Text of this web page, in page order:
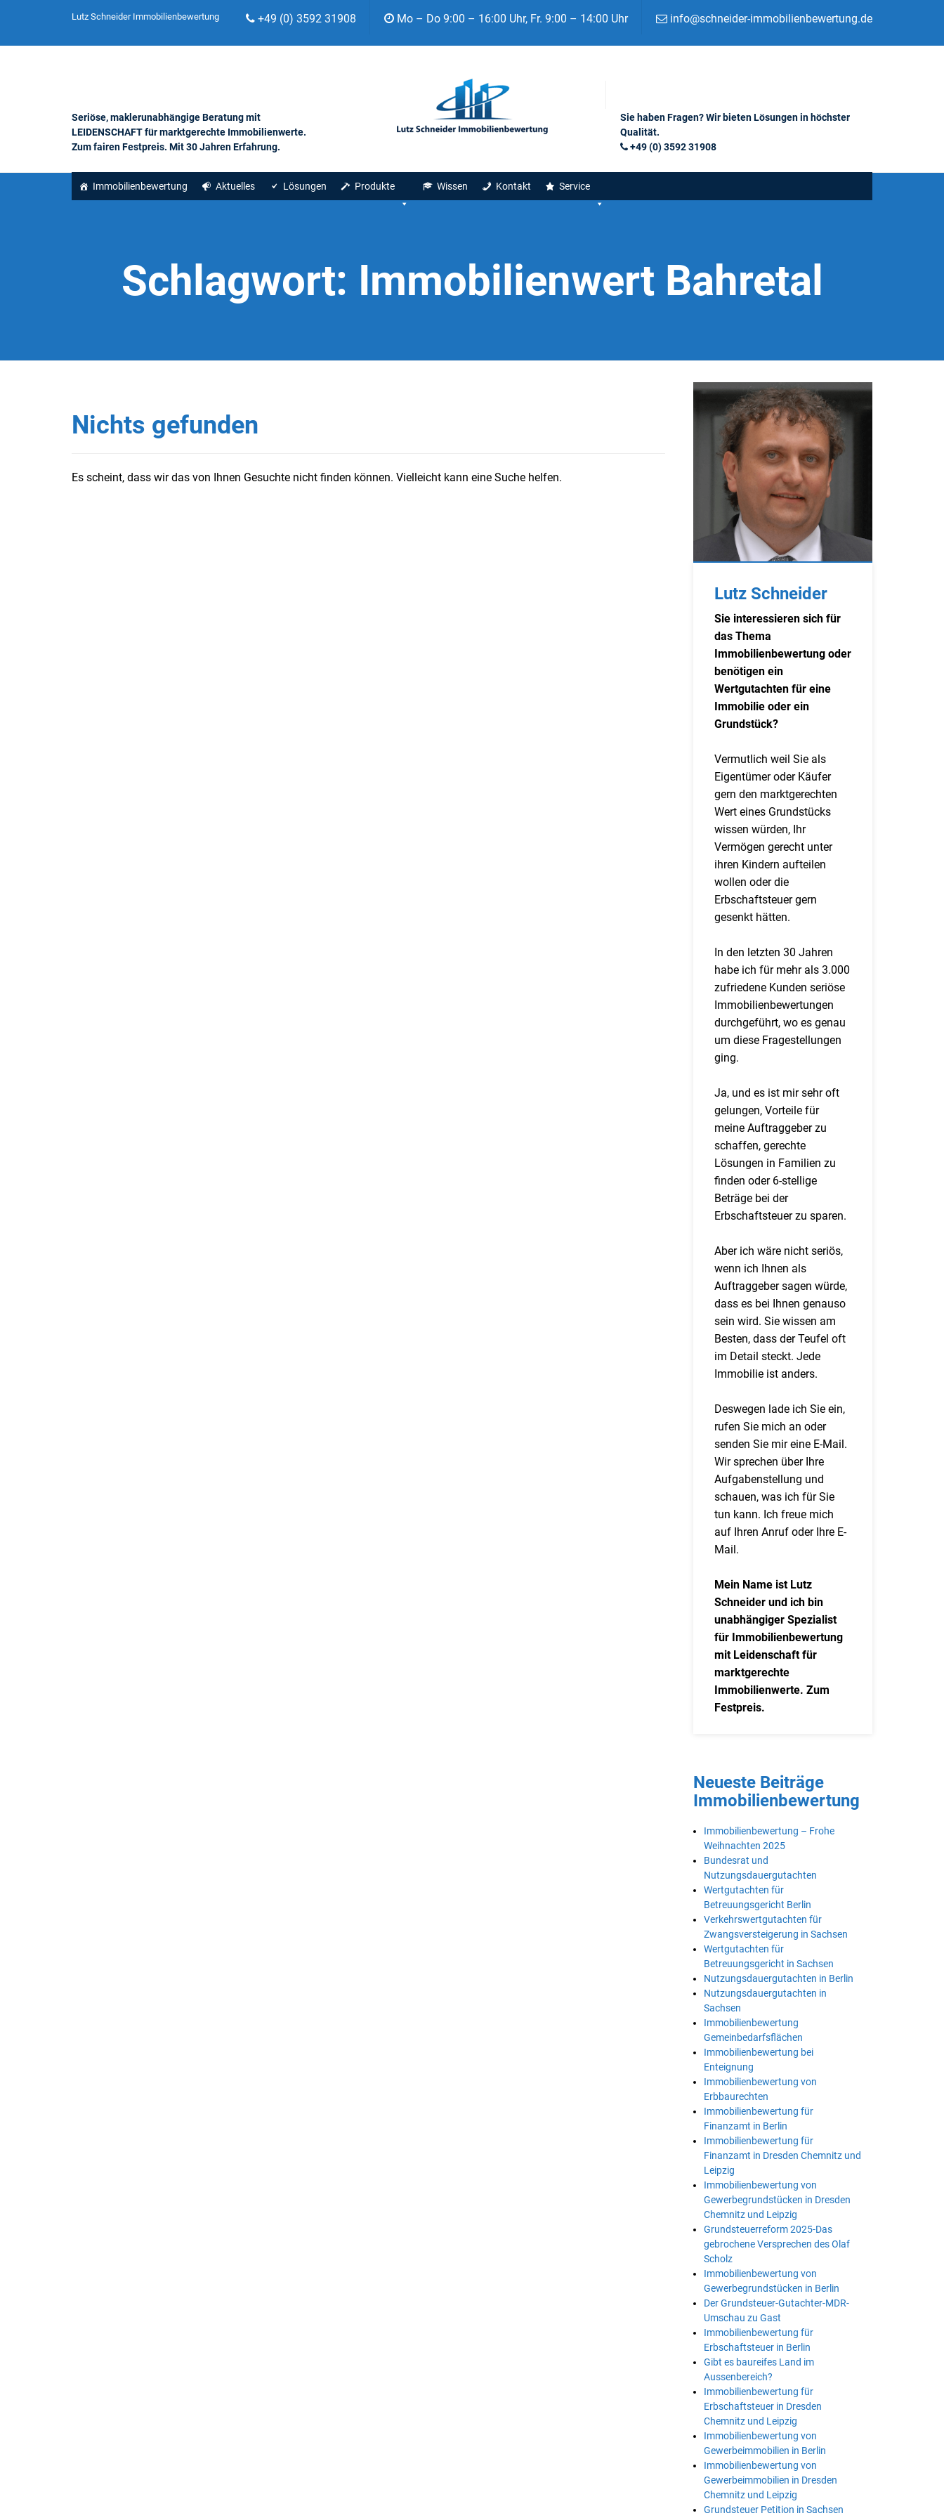
Lutz Schneider Immobilienbewertung +49 (0) 3592 31908 Mo – Do 9:00 – 16:00 Uhr, Fr. 9:00 – 14:00 Uhr info@schneider-immobilienbewertung.de
Seriöse, maklerunabhängige Beratung mit
LEIDENSCHAFT für marktgerechte Immobilienwerte.
Zum fairen Festpreis. Mit 30 Jahren Erfahrung.
Sie haben Fragen? Wir bieten Lösungen in höchster
Qualität.
+49 (0) 3592 31908
Immobilienbewertung Aktuelles Lösungen Produkte Wissen Kontakt Service
Schlagwort: Immobilienwert Bahretal
Nichts gefunden
Es scheint, dass wir das von Ihnen Gesuchte nicht finden können. Vielleicht kann eine Suche helfen.
Lutz Schneider
Sie interessieren sich für
das Thema
Immobilienbewertung oder
benötigen ein
Wertgutachten für eine
Immobilie oder ein
Grundstück?
Vermutlich weil Sie als
Eigentümer oder Käufer
gern den marktgerechten
Wert eines Grundstücks
wissen würden, Ihr
Vermögen gerecht unter
ihren Kindern aufteilen
wollen oder die
Erbschaftsteuer gern
gesenkt hätten.
In den letzten 30 Jahren
habe ich für mehr als 3.000
zufriedene Kunden seriöse
Immobilienbewertungen
durchgeführt, wo es genau
um diese Fragestellungen
ging.
Ja, und es ist mir sehr oft
gelungen, Vorteile für
meine Auftraggeber zu
schaffen, gerechte
Lösungen in Familien zu
finden oder 6-stellige
Beträge bei der
Erbschaftsteuer zu sparen.
Aber ich wäre nicht seriös,
wenn ich Ihnen als
Auftraggeber sagen würde,
dass es bei Ihnen genauso
sein wird. Sie wissen am
Besten, dass der Teufel oft
im Detail steckt. Jede
Immobilie ist anders.
Deswegen lade ich Sie ein,
rufen Sie mich an oder
senden Sie mir eine E-Mail.
Wir sprechen über Ihre
Aufgabenstellung und
schauen, was ich für Sie
tun kann. Ich freue mich
auf Ihren Anruf oder Ihre E-
Mail.
Mein Name ist Lutz
Schneider und ich bin
unabhängiger Spezialist
für Immobilienbewertung
mit Leidenschaft für
marktgerechte
Immobilienwerte. Zum
Festpreis.
Neueste Beiträge
Immobilienbewertung
Immobilienbewertung – Frohe
Weihnachten 2025
Bundesrat und
Nutzungsdauergutachten
Wertgutachten für
Betreuungsgericht Berlin
Verkehrswertgutachten für
Zwangsversteigerung in Sachsen
Wertgutachten für
Betreuungsgericht in Sachsen
Nutzungsdauergutachten in Berlin
Nutzungsdauergutachten in
Sachsen
Immobilienbewertung
Gemeinbedarfsflächen
Immobilienbewertung bei
Enteignung
Immobilienbewertung von
Erbbaurechten
Immobilienbewertung für
Finanzamt in Berlin
Immobilienbewertung für
Finanzamt in Dresden Chemnitz und
Leipzig
Immobilienbewertung von
Gewerbegrundstücken in Dresden
Chemnitz und Leipzig
Grundsteuerreform 2025-Das
gebrochene Versprechen des Olaf
Scholz
Immobilienbewertung von
Gewerbegrundstücken in Berlin
Der Grundsteuer-Gutachter-MDR-
Umschau zu Gast
Immobilienbewertung für
Erbschaftsteuer in Berlin
Gibt es baureifes Land im
Aussenbereich?
Immobilienbewertung für
Erbschaftsteuer in Dresden
Chemnitz und Leipzig
Immobilienbewertung von
Gewerbeimmobilien in Berlin
Immobilienbewertung von
Gewerbeimmobilien in Dresden
Chemnitz und Leipzig
Grundsteuer Petition in Sachsen